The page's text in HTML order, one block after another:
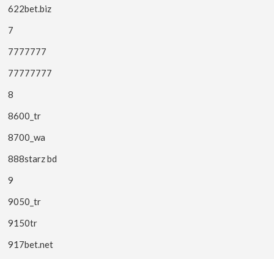
622bet.biz
7
7777777
77777777
8
8600_tr
8700_wa
888starz bd
9
9050_tr
9150tr
917bet.net